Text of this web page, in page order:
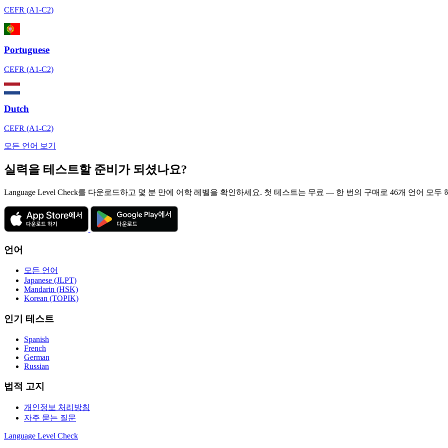
CEFR (A1-C2)
Portuguese
CEFR (A1-C2)
Dutch
CEFR (A1-C2)
모든 언어 보기
실력을 테스트할 준비가 되셨나요?
Language Level Check를 다운로드하고 몇 분 만에 어학 레벨을 확인하세요. 첫 테스트는 무료 — 한 번의 구매로 46개 언어 모두
언어
모든 언어
Japanese (JLPT)
Mandarin (HSK)
Korean (TOPIK)
인기 테스트
Spanish
French
German
Russian
법적 고지
개인정보 처리방침
자주 묻는 질문
Language Level Check